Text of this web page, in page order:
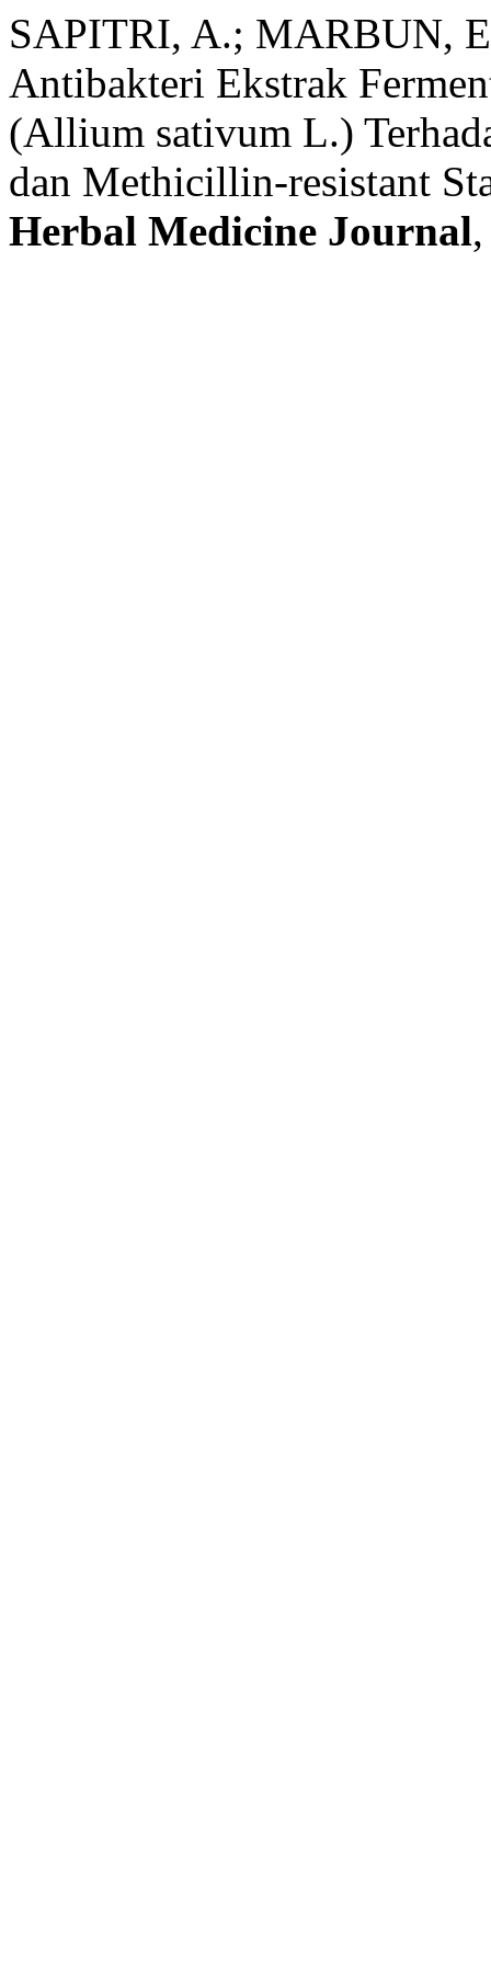
SAPITRI, A.; MARBUN,
Antibakteri Ekstrak
(Allium sativum L.)
dan Methicillin-resistant
Herbal Medicine Journal